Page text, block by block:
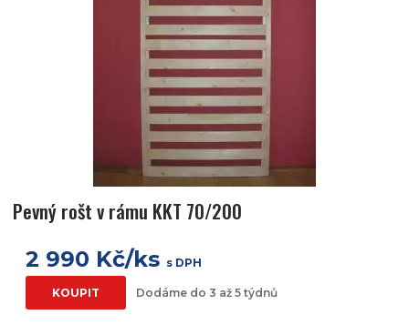
Pevný rošt v rámu KKT 70/200
2 990 Kč/ks s DPH
KOUPIT Dodáme do 3 až 5 týdnů